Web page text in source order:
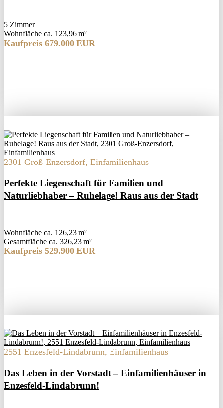
5 Zimmer
Wohnfläche ca. 123,96 m²
Kaufpreis 679.000 EUR
2301 Groß-Enzersdorf, Einfamilienhaus
Perfekte Liegenschaft für Familien und
Naturliebhaber – Ruhelage! Raus aus der Stadt
Wohnfläche ca. 126,23 m²
Gesamtfläche ca. 326,23 m²
Kaufpreis 529.900 EUR
2551 Enzesfeld-Lindabrunn, Einfamilienhaus
Das Leben in der Vorstadt – Einfamilienhäuser in
Enzesfeld-Lindabrunn!